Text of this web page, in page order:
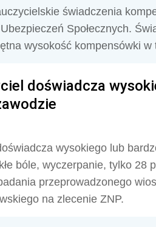
świadczenia
Ubezpieczeń Społecznych.
wysokość kompensówki w
doświadcza
wysokiego lub
bóle, wyczerpanie, tylko 28
przeprowadzonego
na zlecenie ZNP.